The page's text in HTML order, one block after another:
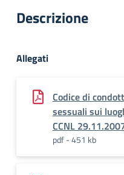
Descrizione
Allegati
Codice di
sessuali sui
CCNL
pdf - 451 kb